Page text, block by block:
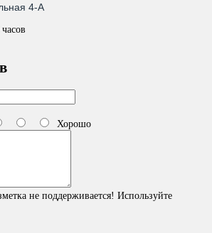
4-А
Хорошо
не поддерживается! Используйте